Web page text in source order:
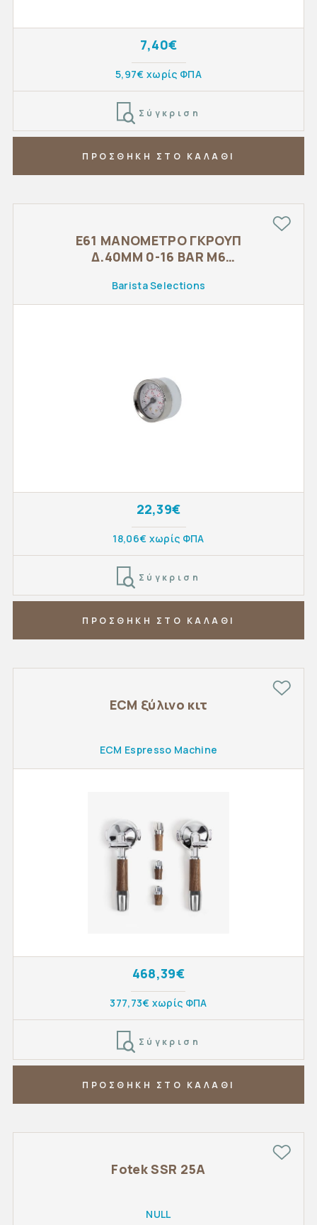
7,40€
5,97€ χωρίς ΦΠΑ
Σύγκριση
ΠΡΟΣΘΗΚΗ ΣΤΟ ΚΑΛΑΘΙ
E61 ΜΑΝΟΜΕΤΡΟ ΓΚΡΟΥΠ
Δ.40MM 0-16 BAR M6
Barista Selections
22,39€
18,06€ χωρίς ΦΠΑ
Σύγκριση
ΠΡΟΣΘΗΚΗ ΣΤΟ ΚΑΛΑΘΙ
ECM ξύλινο κιτ
ECM Espresso Machine
468,39€
377,73€ χωρίς ΦΠΑ
Σύγκριση
ΠΡΟΣΘΗΚΗ ΣΤΟ ΚΑΛΑΘΙ
Fotek SSR 25A
NULL